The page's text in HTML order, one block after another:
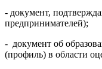
- документ,
предпринимателей);
- документ об
(профиль) в области